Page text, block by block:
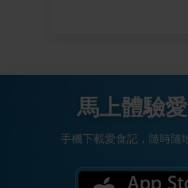
馬上體驗
手機下載愛食記，隨時隨